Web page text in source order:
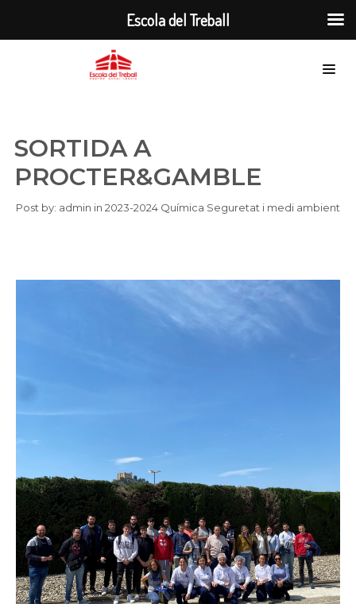
SORTIDA A
PROCTER&GAMBLE
Post by: admin in 2023-2024 Química Seguretat i medi ambient
Escola del Treball